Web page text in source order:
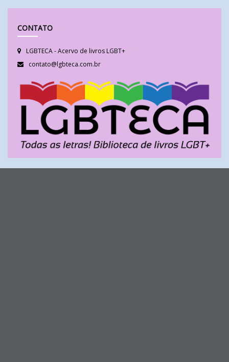
CONTATO
LGBTECA - Acervo de livros LGBT+
contato@lgbteca.com.br